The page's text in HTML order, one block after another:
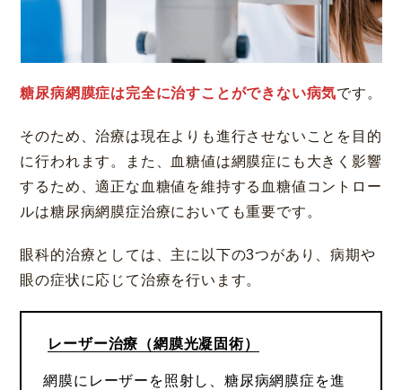
糖尿病網膜症は完全に治すことができない病気です。
そのため、治療は現在よりも進行させないことを目的
に行われます。また、血糖値は網膜症にも大きく影響
するため、適正な血糖値を維持する血糖値コントロー
ルは糖尿病網膜症治療においても重要です。
眼科的治療としては、主に以下の3つがあり、病期や
眼の症状に応じて治療を行います。
レーザー治療（網膜光凝固術）
網膜にレーザーを照射し、糖尿病網膜症を進